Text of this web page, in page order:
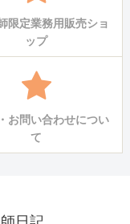
限定業務用販売ショ
ップ
お問い合わせについ
て